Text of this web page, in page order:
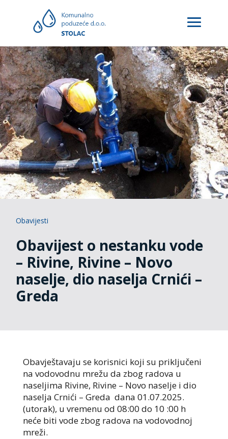
Obavijesti
Obavijest o nestanku vode
– Rivine, Rivine – Novo
naselje, dio naselja Crnići –
Greda
Obavještavaju se korisnici koji su priključeni
na vodovodnu mrežu da zbog radova u
naseljima Rivine, Rivine – Novo naselje i dio
naselja Crnići – Greda dana 01.07.2025.
(utorak), u vremenu od 08:00 do 10 :00 h
neće biti vode zbog radova na vodovodnoj
mreži.